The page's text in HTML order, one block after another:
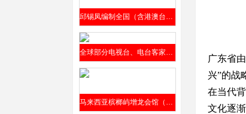
邱锡凤编制全国（含港澳台）客家方言分布全表（征求意见稿）2019年8月12日发布
全球部分电视台、电台客家话节目介绍​
马来西亚槟榔屿增龙会馆（前身“仁胜公司”）清嘉庆六年（1801年）成立
广东省
兴”的战
在当代
文化逐